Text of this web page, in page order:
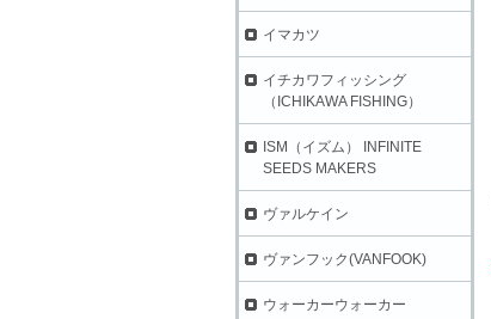
イマカツ
イチカワフィッシング
（ICHIKAWA FISHING）
ISM（イズム） INFINITE
SEEDS MAKERS
ヴァルケイン
ヴァンフック(VANFOOK)
ウォーカーウォーカー